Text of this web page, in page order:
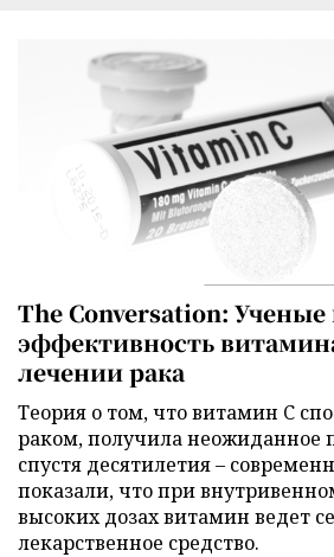
The Conversation:
эффективность
лечении рака
Теория о том, что витамин C
раком, получила неожиданное
спустя десятилетия –
показали, что при
высоких дозах витамин ведет
лекарственное средство.